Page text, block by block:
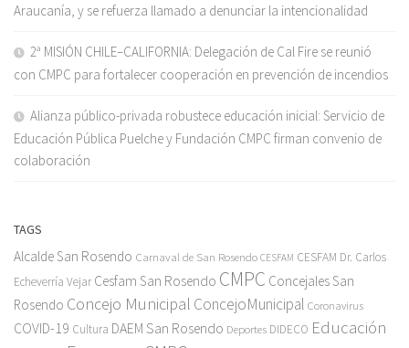
Araucanía, y se refuerza llamado a denunciar la intencionalidad
2ª MISIÓN CHILE–CALIFORNIA: Delegación de Cal Fire se reunió
con CMPC para fortalecer cooperación en prevención de incendios
Alianza público-privada robustece educación inicial: Servicio de
Educación Pública Puelche y Fundación CMPC firman convenio de
colaboración
TAGS
Alcalde San Rosendo Carnaval de San Rosendo CESFAM CESFAM Dr. Carlos
Echeverría Vejar Cesfam San Rosendo CMPC Concejales San
Rosendo Concejo Municipal ConcejoMunicipal Coronavirus
COVID-19 Cultura DAEM San Rosendo Deportes DIDECO Educación